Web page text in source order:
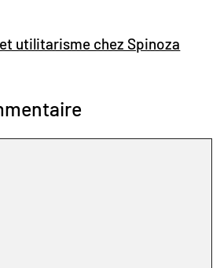
utilitarisme chez Spinoza